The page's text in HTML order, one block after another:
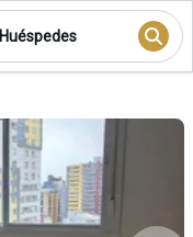
Huéspedes